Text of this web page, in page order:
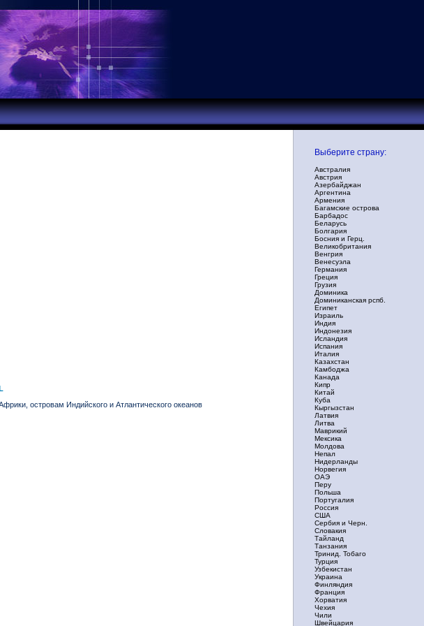
островам Индийского и Атлантического океанов
Выберите страну:
Австралия
Австрия
Азербайджан
Аргентина
Армения
Багамские острова
Барбадос
Беларусь
Болгария
Босния и Герц.
Великобритания
Венгрия
Венесуэла
Германия
Греция
Грузия
Доминика
Доминиканская рспб.
Египет
Израиль
Индия
Индонезия
Исландия
Испания
Италия
Казахстан
Камбоджа
Канада
Кипр
Китай
Куба
Кыргызстан
Латвия
Литва
Маврикий
Мексика
Молдова
Непал
Нидерланды
Норвегия
ОАЭ
Перу
Польша
Португалия
Россия
США
Сербия и Черн.
Словакия
Тайланд
Танзания
Тринид. Тобаго
Турция
Узбекистан
Украина
Финляндия
Франция
Хорватия
Чехия
Чили
Швейцария